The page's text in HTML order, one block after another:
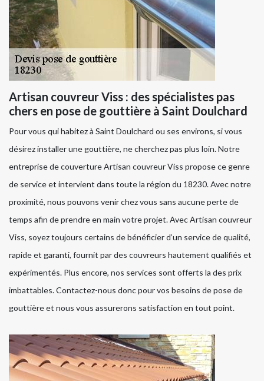
Artisan couvreur Viss : des spécialistes pas
chers en pose de gouttière à Saint Doulchard
Pour vous qui habitez à Saint Doulchard ou ses environs, si vous
désirez installer une gouttière, ne cherchez pas plus loin. Notre
entreprise de couverture Artisan couvreur Viss propose ce genre
de service et intervient dans toute la région du 18230. Avec notre
proximité, nous pouvons venir chez vous sans aucune perte de
temps afin de prendre en main votre projet. Avec Artisan couvreur
Viss, soyez toujours certains de bénéficier d’un service de qualité,
rapide et garanti, fournit par des couvreurs hautement qualifiés et
expérimentés. Plus encore, nos services sont offerts la des prix
imbattables. Contactez-nous donc pour vos besoins de pose de
gouttière et nous vous assurerons satisfaction en tout point.